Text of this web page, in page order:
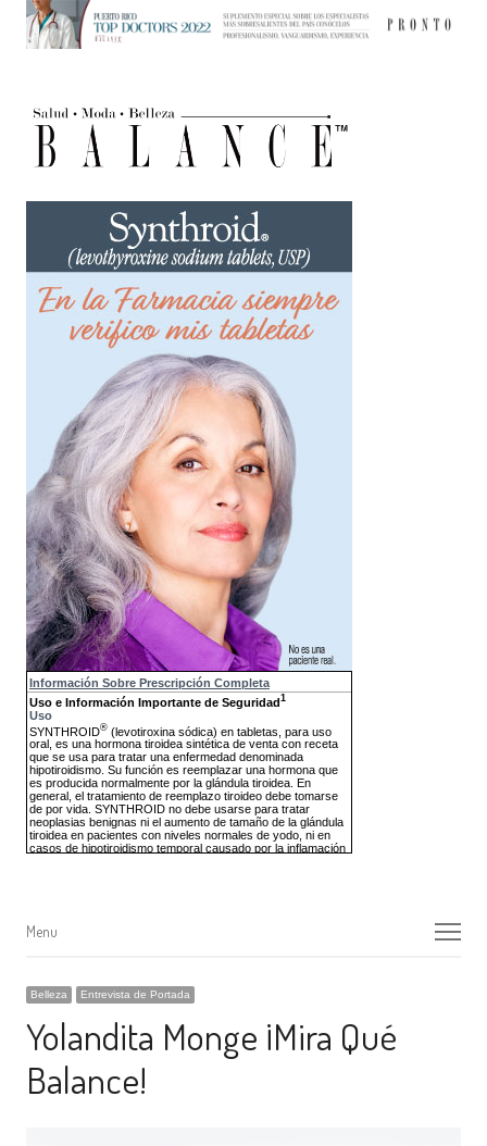
Menu
Menu
Belleza Entrevista de Portada
Yolandita Monge ¡Mira Qué
Balance!